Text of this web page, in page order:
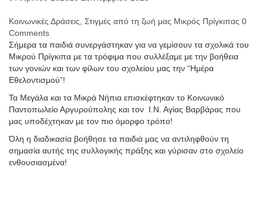
Κοινωνικές Δράσεις, Στιγμές από τη ζωή μας Μικρός Πρίγκιπας 0
Comments
Σήμερα τα παιδιά συνεργάστηκαν για να γεμίσουν τα σχολικά του
Μικρού Πρίγκιπα με τα τρόφιμα που συλλέξαμε με την βοήθεια
των γονιών και των φίλων του σχολείου μας την “Ημέρα
Εθελοντισμού”!
Τα Μεγάλα και τα Μικρά Νήπια επισκέφτηκαν το Κοινωνικό
Παντοπωλείο Αργυρούπολης και τον Ι.Ν. Αγίας Βαρβάρας που
μας υποδέχτηκαν με τον πιο όμορφο τρόπο!
Όλη η διαδικασία βοήθησε τα παιδιά μας να αντιληφθούν τη
σημασία αυτής της συλλογικής πράξης και γύρισαν στο σχολείο
ενθουσιασμένα!